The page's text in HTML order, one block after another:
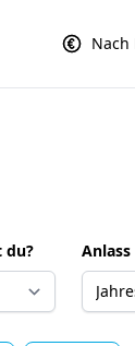
Nach
du? Anlass